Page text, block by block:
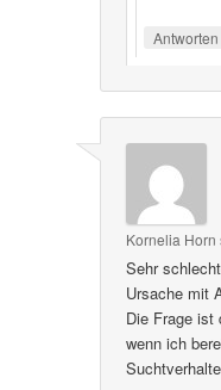
Antworten
Kornelia Horn
Sehr
Ursache mit
Die Frage ist
wenn ich